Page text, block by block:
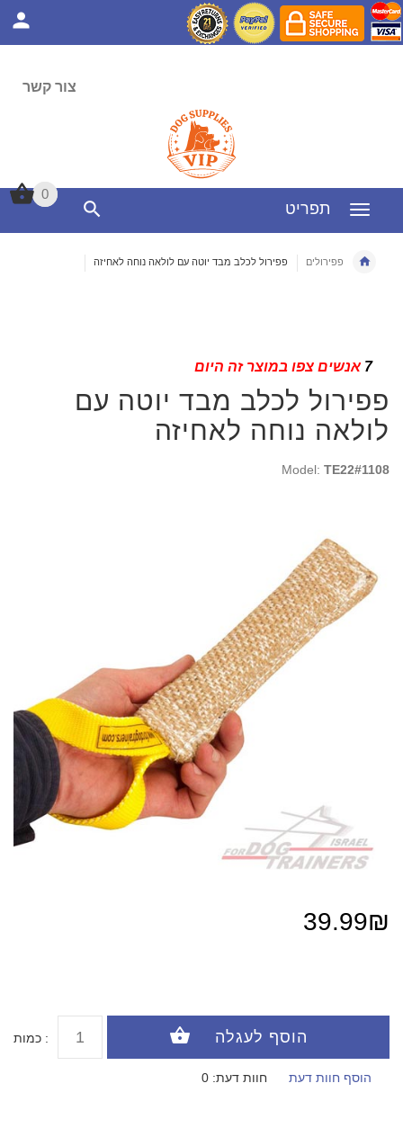
צור קשר
0
תפריט
0
פפירולים פפירול לכלב מבד יוטה עם לולאה נוחה לאחיזה
7 אנשים צפו במוצר זה היום
פפירול לכלב מבד יוטה עם
לולאה נוחה לאחיזה
Model: TE22#1108
39.99₪
כמות :
חוות דעת: 0 הוסף חוות דעת